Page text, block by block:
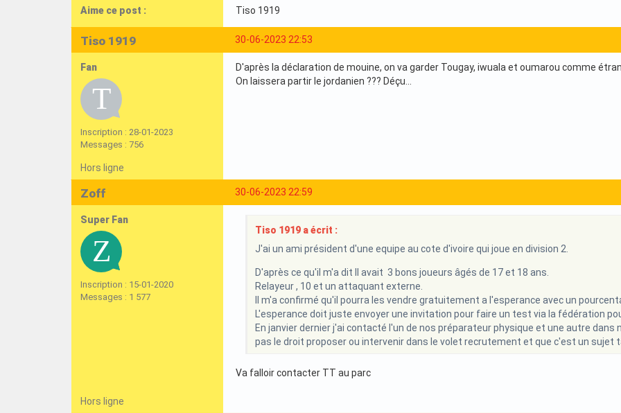
Aime ce post : Tiso 1919
30-06-2023 22:53
Tiso 1919
Fan
Inscription : 28-01-2023
Messages : 756
D'après la déclaration de mouine, on va garder Tougay, iwuala et oumarou comme
On laissera partir le jordanien ??? Déçu...
Hors ligne
30-06-2023 22:59
Zoff
Super Fan
Inscription : 15-01-2020
Messages : 1 577
Tiso 1919 a écrit :
J'ai un ami président d'une equipe au cote d'ivoire qui joue en division 2.
D'après ce qu'il m'a dit Il avait 3 bons joueurs âgés de 17 et 18 ans.
Relayeur , 10 et un attaquant externe.
Il m'a confirmé qu'il pourra les vendre gratuitement a l'esperance avec un
L'esperance doit juste envoyer une invitation pour faire un test via la fédération
En janvier dernier j'ai contacté l'un de nos préparateur physique et une autre
pas le droit proposer ou intervenir dans le volet recrutement et que c'est un sujet
Va falloir contacter TT au parc
Hors ligne